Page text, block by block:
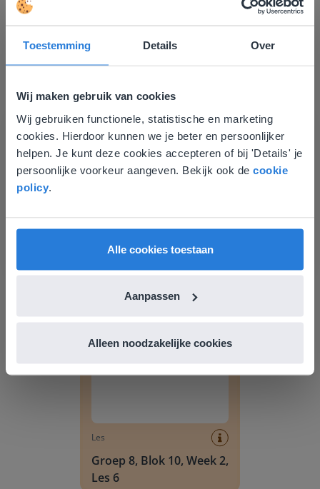
Toestemming Details Over
Wij maken gebruik van cookies
Wij gebruiken functionele, statistische en marketing
cookies. Hierdoor kunnen we je beter en persoonlijker
helpen. Je kunt deze cookies accepteren of bij 'Details' je
persoonlijke voorkeur aangeven. Bekijk ook de cookie
policy
Alle cookies toestaan
Aanpassen
Alleen noodzakelijke cookies
Ontdek meer!
Groep 8, Blok 9, Week 3, Les 11
Les
Groep 8, Blok 9, Week 3,
Les 11
Groep 8, Blok 10, Week 2, Les 6
Les
Groep 8, Blok 10, Week 2,
Les 6
Deze website komt niet
overeen met je locatie
Gezien je locatie, denken we dat je misschien
liever naar de website voor English gaat. Hier
English
Vlaanderen